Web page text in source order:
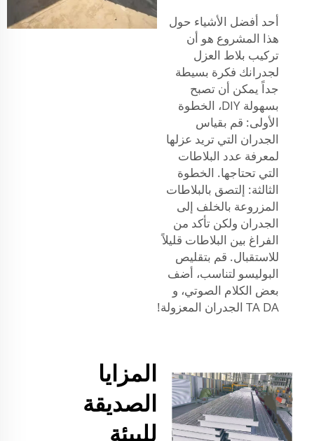
أحد أفضل الأشياء حول
هذا المشروع هو أن
تركيب بلاط العزل
لجدرانك فكرة بسيطة
جداً يمكن أن تصبح
بسهولة DIY، الخطوة
الأولى: قم بقياس
الجدران التي تريد عزلها
لمعرفة عدد البلاطات
التي تحتاجها. الخطوة
الثالثة: إلتصق بالبلاطات
المزروعة بالخلف إلى
الجدران ولكن تأكد من
الفراغ بين البلاطات قليلاً
للاستقبال. قم بتقليص
البوليسو لتناسب، أضف
بعض الكلام الصوتي، و
TA DA الجدران المعزولة!
المزايا
الصديقة
للبيئة